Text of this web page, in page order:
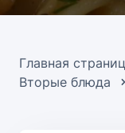
Главная
Вторые блюда